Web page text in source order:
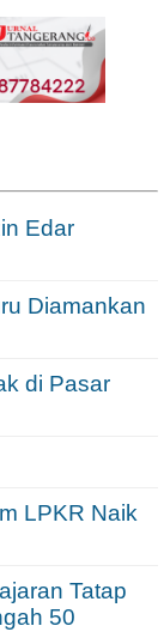
Edar
Diamankan
di Pasar
LPKR Naik
Tatap
50